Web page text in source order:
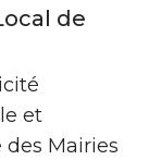
de
et
des Mairies